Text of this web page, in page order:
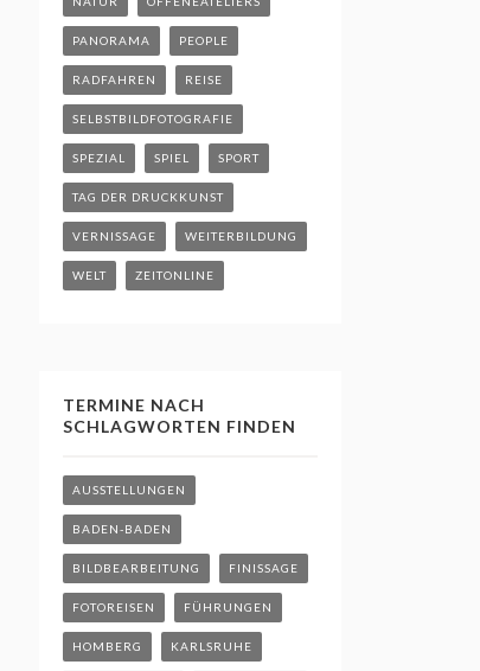
PANORAMA PEOPLE
RADFAHREN REISE
SELBSTBILDFOTOGRAFIE
SPEZIAL SPIEL SPORT
TAG DER DRUCKKUNST
VERNISSAGE WEITERBILDUNG
WELT ZEITONLINE
TERMINE NACH
SCHLAGWORTEN FINDEN
AUSSTELLUNGEN
BADEN-BADEN
BILDBEARBEITUNG FINISSAGE
FOTOREISEN FÜHRUNGEN
HOMBERG KARLSRUHE